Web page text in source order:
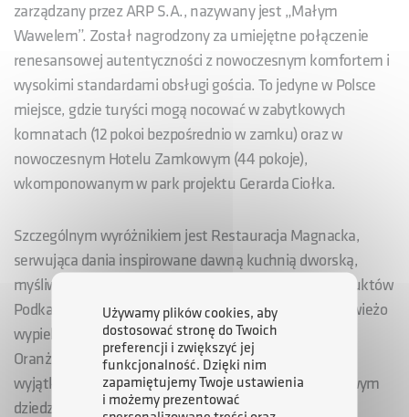
zarządzany przez ARP S.A., nazywany jest „Małym
Wawelem”. Został nagrodzony za umiejętne połączenie
renesansowej autentyczności z nowoczesnym komfortem i
wysokimi standardami obsługi gościa. To jedyne w Polsce
miejsce, gdzie turyści mogą nocować w zabytkowych
komnatach (12 pokoi bezpośrednio w zamku) oraz w
nowoczesnym Hotelu Zamkowym (44 pokoje),
wkomponowanym w park projektu Gerarda Ciołka.
Szczególnym wyróżnikiem jest Restauracja Magnacka,
serwująca dania inspirowane dawną kuchnią dworską,
myśliwską i lasowiacką, tworzone z regionalnych produktów
Podkarpacia. Na co dzień goście witani są własnym, świeżo
wypiekanym chlebem. Ofertę uzupełniają Zamkowa
Oranżeria, strefa SPA & Wellness z grotą solną oraz
wyjątkowe przestrzenie konferencyjne na renesansowym
dziedzińcu.
Używamy plików cookies, aby
dostosować stronę do Twoich
preferencji i zwiększyć jej
funkcjonalność. Dzięki nim
zapamiętujemy Twoje ustawienia
i możemy prezentować